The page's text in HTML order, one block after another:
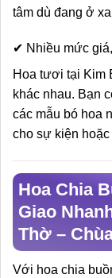
tâm dù đang ở
✔ Nhiều mức
Hoa tươi tại Kim
khác nhau. Bạn
các mẫu bó hoa
cho sự kiện
Hoa Chia
Giao
Thờ –
Với hoa chia